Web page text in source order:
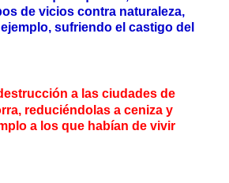
de vicios contra naturaleza,
sufriendo el castigo del
a las ciudades de
reduciéndolas a ceniza y
a los que habían de vivir